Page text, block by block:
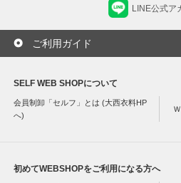
LINE公式ア
ご利用ガイド
SELF WEB SHOPについて
会員制卸「セルフ」とは (大西衣料HP
へ)
初めてWEBSHOPをご利用になる方へ